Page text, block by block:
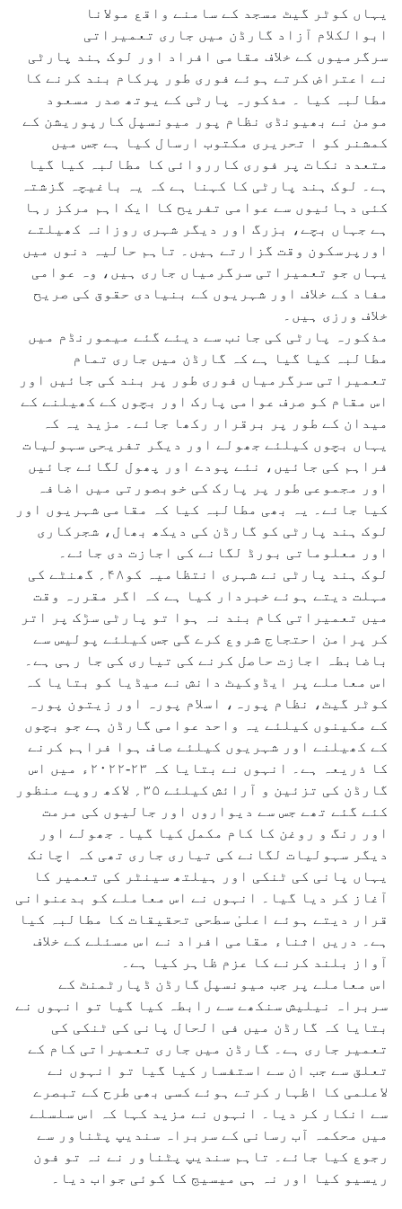
یہاں کوٹر گیٹ مسجد کے سامنے واقع مولانا
ابوالکلام آزاد گارڈن میں جاری تعمیراتی
سرگرمیوں کے خلاف مقامی افراد اور لوک ہند پارٹی
نے اعتراض کرتے ہوئے فوری طور پرکام بند کرنے کا
مطالبہ کیا ۔ مذکورہ پارٹی کے یوتھ صدر مسعود
مومن نے بھیونڈی نظام پور میونسپل کارپوریشن کے
کمشنر کو ا تحریری مکتوب ارسال کیا ہے جس میں
متعدد نکات پر فوری کارروائی کا مطالبہ کیا گیا
ہے۔ لوک ہند پارٹی کا کہنا ہے کہ یہ باغیچہ گزشتہ
کئی دہائیوں سے عوامی تفریح کا ایک اہم مرکز رہا
ہے جہاں بچے، بزرگ اور دیگر شہری روزانہ کھیلتے
اورپرسکون وقت گزارتے ہیں۔ تاہم حالیہ دنوں میں
یہاں جو تعمیراتی سرگرمیاں جاری ہیں، وہ عوامی
مفاد کے خلاف اور شہریوں کے بنیادی حقوق کی صریح
خلاف ورزی ہیں۔
مذکورہ پارٹی کی جانب سے دیئے گئے میمورنڈم میں
مطالبہ کیا گیا ہے کہ گارڈن میں جاری تمام
تعمیراتی سرگرمیاں فوری طور پر بند کی جائیں اور
اس مقام کو صرف عوامی پارک اور بچوں کے کھیلنے کے
میدان کے طور پر برقرار رکھا جائے۔ مزید یہ کہ
یہاں بچوں کیلئے جھولے اور دیگر تفریحی سہولیات
فراہم کی جائیں، نئے پودے اور پھول لگائے جائیں
اور مجموعی طور پر پارک کی خوبصورتی میں اضافہ
کیا جائے۔ یہ بھی مطالبہ کیا کہ مقامی شہریوں اور
لوک ہند پارٹی کو گارڈن کی دیکھ بھال، شجرکاری
اور معلوماتی بورڈ لگانے کی اجازت دی جائے۔
لوک ہند پارٹی نے شہری انتظامیہ کو۴۸؍ گھنٹے کی
مہلت دیتے ہوئے خبردار کیا ہے کہ اگر مقررہ وقت
میں تعمیراتی کام بند نہ ہوا تو پارٹی سڑک پر اتر
کر پرامن احتجاج شروع کرے گی جس کیلئے پولیس سے
باضابطہ اجازت حاصل کرنے کی تیاری کی جا رہی ہے۔
اس معاملے پر ایڈوکیٹ دانش نے میڈیا کو بتایا کہ
کوٹر گیٹ، نظام پورہ، اسلام پورہ اور زیتون پورہ
کے مکینوں کیلئے یہ واحد عوامی گارڈن ہے جو بچوں
کے کھیلنے اور شہریوں کیلئے صاف ہوا فراہم کرنے
کا ذریعہ ہے۔ انہوں نے بتایا کہ ۲۳-۲۰۲۲ء میں اس
گارڈن کی تزئین و آرائش کیلئے ۳۵؍ لاکھ روپے منظور
کئے گئے تھے جس سے دیواروں اور جالیوں کی مرمت
اور رنگ و روغن کا کام مکمل کیا گیا۔ جھولے اور
دیگر سہولیات لگانے کی تیاری جاری تھی کہ اچانک
یہاں پانی کی ٹنکی اور ہیلتھ سینٹر کی تعمیر کا
آغاز کر دیا گیا۔ انہوں نے اس معاملے کو بدعنوانی
قرار دیتے ہوئے اعلیٰ سطحی تحقیقات کا مطالبہ کیا
ہے۔ دریں اثناء مقامی افراد نے اس مسئلے کے خلاف
آواز بلند کرنے کا عزم ظاہر کیا ہے۔
اس معاملے پر جب میونسپل گارڈن ڈپارٹمنٹ کے
سربراہ نیلیش سنکھے سے رابطہ کیا گیا تو انہوں نے
بتایا کہ گارڈن میں فی الحال پانی کی ٹنکی کی
تعمیر جاری ہے۔ گارڈن میں جاری تعمیراتی کام کے
تعلق سے جب ان سے استفسار کیا گیا تو انہوں نے
لاعلمی کا اظہار کرتے ہوئے کسی بھی طرح کے تبصرے
سے انکار کر دیا۔ انہوں نے مزید کہا کہ اس سلسلے
میں محکمہ آب رسانی کے سربراہ سندیپ پٹناور سے
رجوع کیا جائے۔ تاہم سندیپ پٹناور نے نہ تو فون
ریسیو کیا اور نہ ہی میسیج کا کوئی جواب دیا۔